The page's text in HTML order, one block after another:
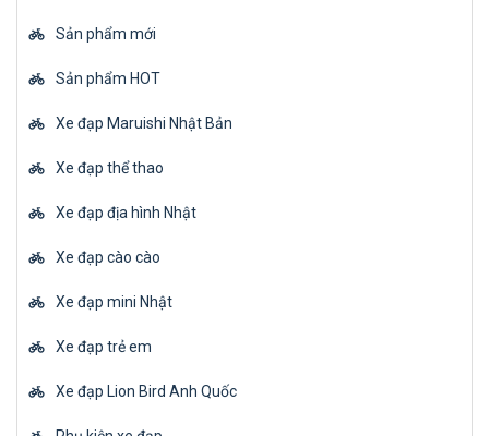
Sản phẩm mới
Sản phẩm HOT
Xe đạp Maruishi Nhật Bản
Xe đạp thể thao
Xe đạp địa hình Nhật
Xe đạp cào cào
Xe đạp mini Nhật
Xe đạp trẻ em
Xe đạp Lion Bird Anh Quốc